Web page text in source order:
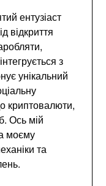
ентузіаст
відкриття
з
унікальний
криптовалюти,
Ось мій
моєму
та